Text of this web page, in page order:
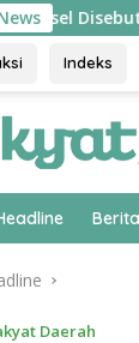
Pakar
Indeks
Daerah